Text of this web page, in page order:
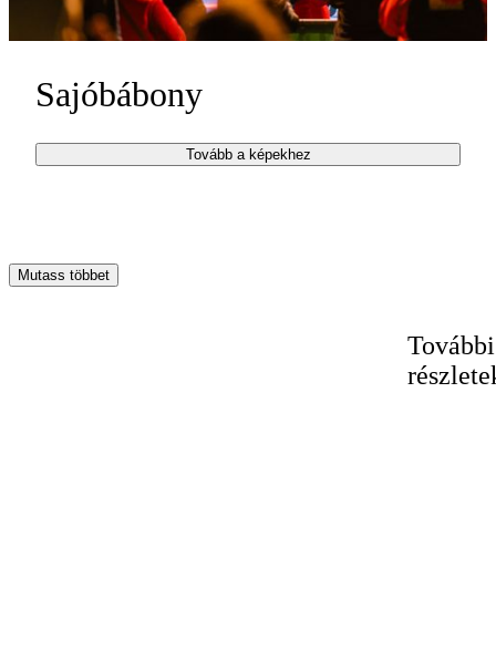
Sajóbábony
Tovább a képekhez
Mutass többet
További